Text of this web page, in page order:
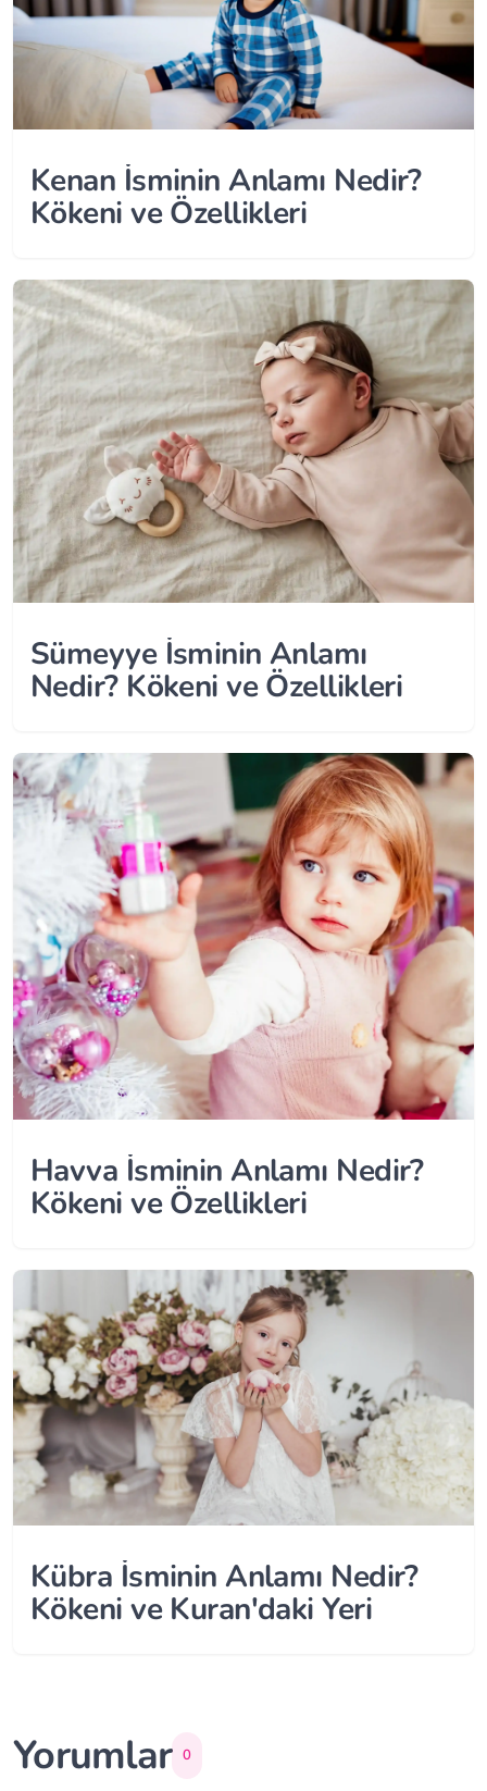
Kenan İsminin Anlamı Nedir?
Kökeni ve Özellikleri
Sümeyye İsminin Anlamı
Nedir? Kökeni ve Özellikleri
Havva İsminin Anlamı Nedir?
Kökeni ve Özellikleri
Kübra İsminin Anlamı Nedir?
Kökeni ve Kuran'daki Yeri
Yorumlar 0